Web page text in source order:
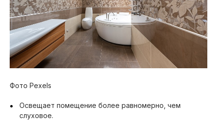
Фото Pexels
Освещает помещение более равномерно, чем
слуховое.